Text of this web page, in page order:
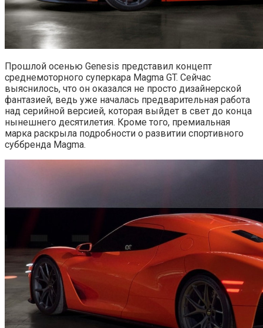
Прошлой осенью Genesis представил концепт
среднемоторного суперкара Magma GT. Сейчас
выяснилось, что он оказался не просто дизайнерской
фантазией, ведь уже началась предварительная работа
над серийной версией, которая выйдет в свет до конца
нынешнего десятилетия. Кроме того, премиальная
марка раскрыла подробности о развитии спортивного
суббренда Magma.